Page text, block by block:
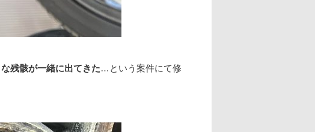
残骸が一緒に出てきた…という案件にて修